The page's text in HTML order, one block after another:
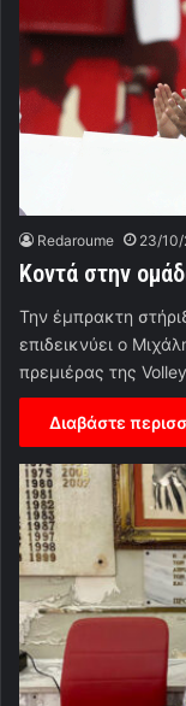
Redaroume 23/
Κοντά στην
Την έμπρακτη
επιδεικνύει ο
πρεμιέρας της
Διαβάστε